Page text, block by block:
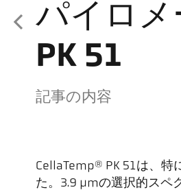
パイロメ
PK 51
記事の内容
CellaTemp® PK 51は、特
た。3.9 µmの選択的スペ